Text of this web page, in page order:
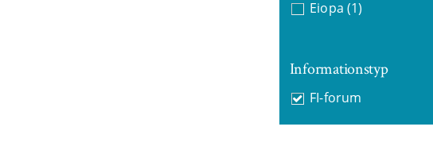
Eiopa (1)
Informationstyp
FI-forum